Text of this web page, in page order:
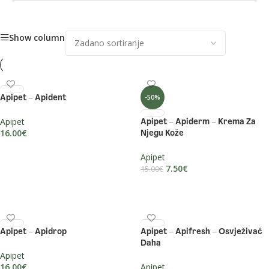
Show column
Apipet – Apident
Apipet
16.00€
-50%
Apipet – Apiderm – Krema Za
Njegu Kože
Apipet
15.00€ 7.50€
Apipet – Apidrop
Apipet
16.00€
Apipet – Apifresh – Osvježivač
Daha
Apipet